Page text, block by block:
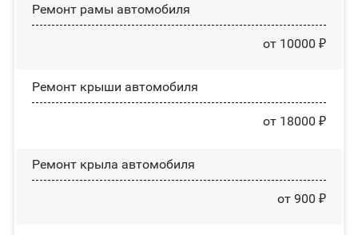
Ремонт рамы автомобиля
от 10000 ₽
Ремонт крыши автомобиля
от 18000 ₽
Ремонт крыла автомобиля
от 900 ₽